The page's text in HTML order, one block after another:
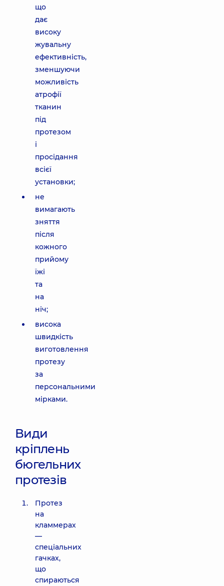
що
дає
високу
жувальну
ефективність,
зменшуючи
можливість
атрофії
тканин
під
протезом
і
просідання
всієї
установки;
не
вимагають
зняття
після
кожного
прийому
їжі
та
на
ніч;
висока
швидкість
виготовлення
протезу
за
персональними
мірками.
Види
кріплень
бюгельних
протезів
Протез
на
кламмерах
—
спеціальних
гачках,
що
спираються